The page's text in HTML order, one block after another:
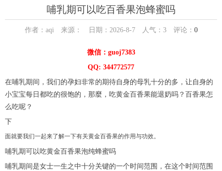
哺乳期可以吃百香果泡蜂蜜吗
作者：aqi 来源： 日期：2026-8-7 人气： 3评论： 0
微信：guoj7383
QQ: 344772577
在哺乳期间，我们的孕妇非常的期待自身的母乳十分的多，让自身的
小宝宝每日都吃的很饱的，那麼，吃黄金百香果能退奶吗？百香果怎
么吃呢？
下
面就要我们一起来了解一下有关黄金百香果的作用与功效。
哺乳期可以吃黄金百香果泡纯蜂蜜吗
哺乳期间是女士一生之中十分关键的一个时间范围，在这个时间范围